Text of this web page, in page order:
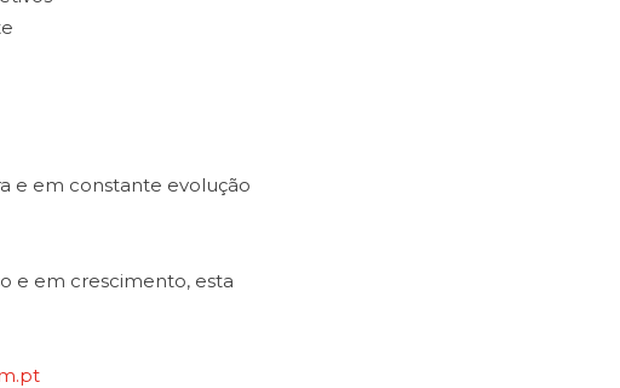
e em constante evolução
e em crescimento, esta